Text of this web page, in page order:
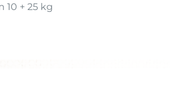
10 + 25 kg